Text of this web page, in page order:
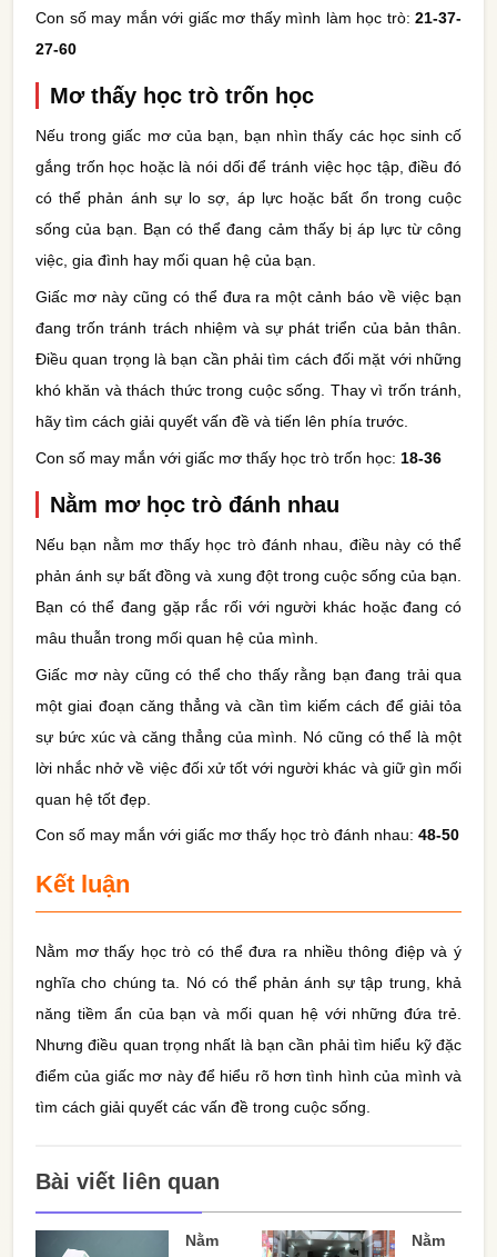
Con số may mắn với giấc mơ thấy mình làm học trò: 21-37-
27-60
Mơ thấy học trò trốn học
Nếu trong giấc mơ của bạn, bạn nhìn thấy các học sinh cố
gắng trốn học hoặc là nói dối để tránh việc học tập, điều đó
có thể phản ánh sự lo sợ, áp lực hoặc bất ổn trong cuộc
sống của bạn. Bạn có thể đang cảm thấy bị áp lực từ công
việc, gia đình hay mối quan hệ của bạn.
Giấc mơ này cũng có thể đưa ra một cảnh báo về việc bạn
đang trốn tránh trách nhiệm và sự phát triển của bản thân.
Điều quan trọng là bạn cần phải tìm cách đối mặt với những
khó khăn và thách thức trong cuộc sống. Thay vì trốn tránh,
hãy tìm cách giải quyết vấn đề và tiến lên phía trước.
Con số may mắn với giấc mơ thấy học trò trốn học: 18-36
Nằm mơ học trò đánh nhau
Nếu bạn nằm mơ thấy học trò đánh nhau, điều này có thể
phản ánh sự bất đồng và xung đột trong cuộc sống của bạn.
Bạn có thể đang gặp rắc rối với người khác hoặc đang có
mâu thuẫn trong mối quan hệ của mình.
Giấc mơ này cũng có thể cho thấy rằng bạn đang trải qua
một giai đoạn căng thẳng và cần tìm kiếm cách để giải tỏa
sự bức xúc và căng thẳng của mình. Nó cũng có thể là một
lời nhắc nhở về việc đối xử tốt với người khác và giữ gìn mối
quan hệ tốt đẹp.
Con số may mắn với giấc mơ thấy học trò đánh nhau: 48-50
Kết luận
Nằm mơ thấy học trò có thể đưa ra nhiều thông điệp và ý
nghĩa cho chúng ta. Nó có thể phản ánh sự tập trung, khả
năng tiềm ẩn của bạn và mối quan hệ với những đứa trẻ.
Nhưng điều quan trọng nhất là bạn cần phải tìm hiểu kỹ đặc
điểm của giấc mơ này để hiểu rõ hơn tình hình của mình và
tìm cách giải quyết các vấn đề trong cuộc sống.
Bài viết liên quan
Nằm
Nằm